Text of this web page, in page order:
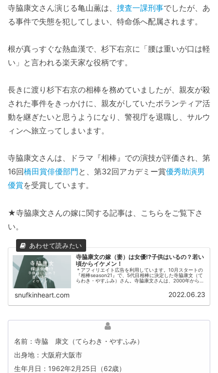
寺脇康文さん演じる亀山薫は、 捜査一課刑事でしたが、あ
る事件で失態を犯してしまい、特命係へ配属されます。
根が真っすぐな熱血漢で、杉下右京に「腰は重いが口は軽
い」と言われる楽天家な役柄です。
長きに渡り杉下右京の相棒を務めていましたが、親友が殺
された事件をきっかけに、親友がしていたボランティア活
動を継ぎたいと思うようになり、警視庁を退職し、サルウ
ィンへ旅立ってしまいます。
寺脇康文さんは、ドラマ『相棒』での演技が評価され、第
16回橋田賞俳優部門と、第32回アカデミー賞優秀助演男
優賞を受賞しています。
★寺脇康文さんの嫁に関する記事は、こちらをご覧下さ
い。
寺脇康文の嫁（妻）は女優!?子供はいるの？若い
頃からイケメン！
＊アフィリエイト広告を利用しています。10月スタートの
『相棒season21』で、5代目相棒に決定した寺脇康文（て
らわき・やすふみ）さん。寺脇康文さんは、2000年から
snufkinheart.com 2022.06.23
名前：寺脇 康文（てらわき・やすふみ）
出身地：大阪府大阪市
生年月日：1962年2月25日（62歳）